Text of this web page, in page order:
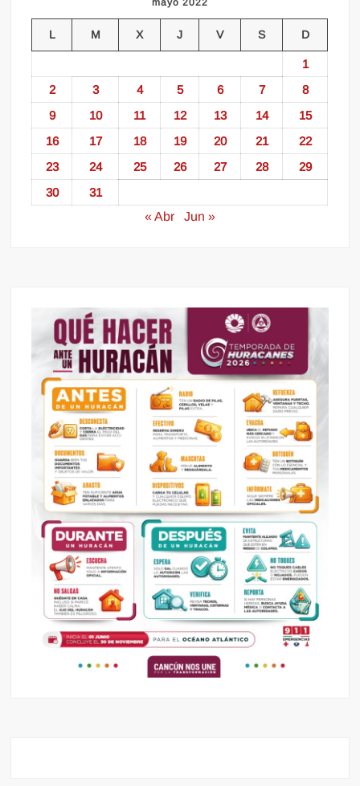
L M X J V S D
1
2
3 4 5 6 7
8
9
10 11 12 13 14
15
16
17 18 19 20 21
22
23
24 25 26 27 28
29
30
31
« Abr
Jun »